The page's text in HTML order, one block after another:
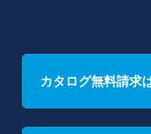
カタログ無料請求